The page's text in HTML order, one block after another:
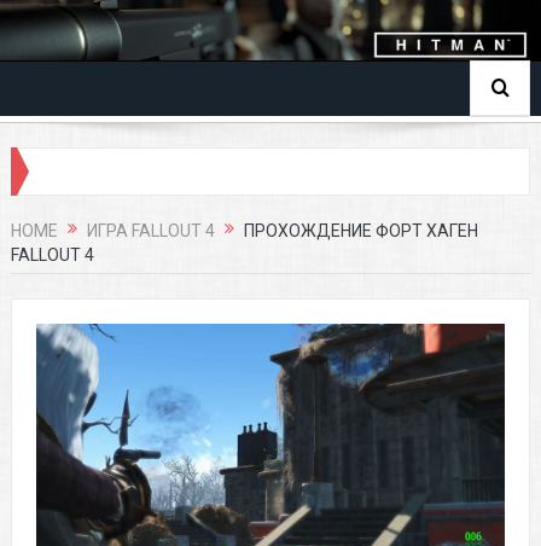
HOME ИГРА FALLOUT 4
ПРОХОЖДЕНИЕ ФОРТ ХАГЕН
FALLOUT 4